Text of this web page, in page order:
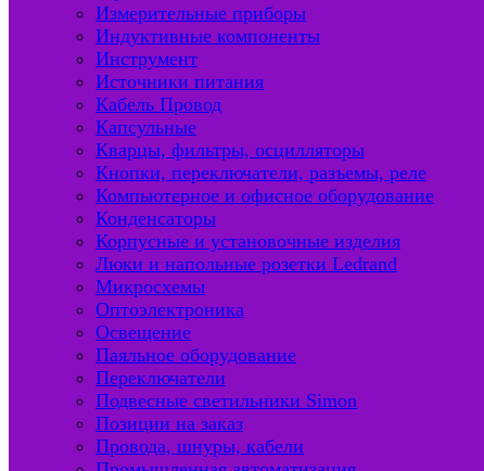
Измерительные приборы
Индуктивные компоненты
Инструмент
Источники питания
Кабель Провод
Капсульные
Кварцы, фильтры, осцилляторы
Кнопки, переключатели, разъемы, реле
Компьютерное и офисное оборудование
Конденсаторы
Корпусные и установочные изделия
Люки и напольные розетки Ledrand
Микросхемы
Оптоэлектроника
Освещение
Паяльное оборудование
Переключатели
Подвесные светильники Simon
Позиции на заказ
Провода, шнуры, кабели